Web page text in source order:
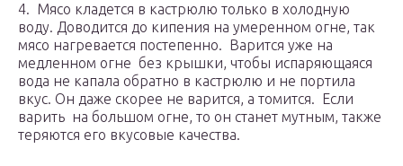
4. Мясо кладется в кастрюлю только в холодную
воду. Доводится до кипения на умеренном огне, так
мясо нагревается постепенно. Варится уже на
медленном огне без крышки, чтобы испаряющаяся
вода не капала обратно в кастрюлю и не портила
вкус. Он даже скорее не варится, а томится. Если
варить на большом огне, то он станет мутным, также
теряются его вкусовые качества.